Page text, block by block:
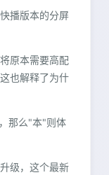
播版本的分屏
原本需要高配
也解释了为什
那么"本"则体
级，这个最新